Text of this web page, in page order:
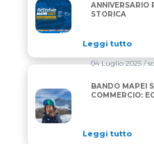
RE STELVIO MAPEI
ANNIVERSARIO
STORICA
Leggi tutto
BANDO MAPEI
04 Luglio 2025/
BANDO MAPEI
COMMERCIO:
Leggi tutto